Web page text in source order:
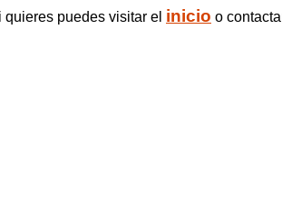
quieres puedes visitar el inicio o